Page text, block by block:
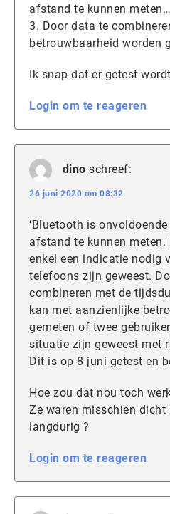
afstand te kunnen
3. Door data te
betrouwbaarheid worden
Ik snap dat er getest
Login om te reageren
dino schreef:
26 juni 2020 om 08:32
‘Bluetooth is
afstand te kunnen meten.
enkel een indicatie nodig
telefoons zijn geweest.
combineren met de
kan met aanzienlijke
gemeten of twee
situatie zijn geweest met
Dit is op 8 juni getest en
Hoe zou dat nou toch
Ze waren misschien dicht
langdurig ?
Login om te reageren